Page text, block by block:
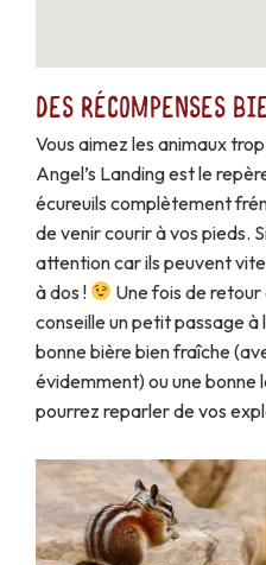
Des récompenses
Vous aimez les animaux
Angel’s Landing est le
écureuils complètement
de venir courir à vos pieds.
attention car ils peuvent
à dos !
Une fois de retour
conseille un petit passage
bonne bière bien fraîche
évidemment) ou une bonne
pourrez reparler de vos